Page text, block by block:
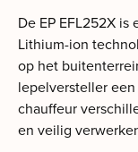
De EP EFL252X
Lithium-ion
op het
lepelversteller
chauffeur
en veilig